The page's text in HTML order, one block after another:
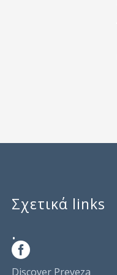
Σχετικά links
.
Discover Preveza